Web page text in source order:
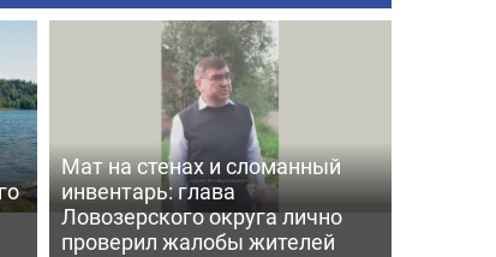
Мат на стенах и сломанный
инвентарь: глава
Ловозерского округа лично
проверил жалобы жителей